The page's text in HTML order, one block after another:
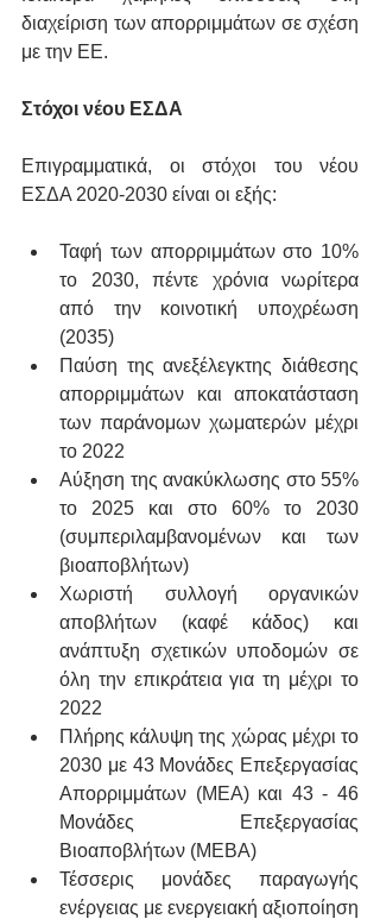
διαχείριση των απορριμμάτων σε σχέση
με την ΕΕ.
Στόχοι νέου ΕΣΔΑ
Επιγραμματικά, οι στόχοι του νέου
ΕΣΔΑ 2020-2030 είναι οι εξής:
Ταφή των απορριμμάτων στο 10%
το 2030, πέντε χρόνια νωρίτερα
από την κοινοτική υποχρέωση
(2035)
Παύση της ανεξέλεγκτης διάθεσης
απορριμμάτων και αποκατάσταση
των παράνομων χωματερών μέχρι
το 2022
Αύξηση της ανακύκλωσης στο 55%
το 2025 και στο 60% το 2030
(συμπεριλαμβανομένων και των
βιοαποβλήτων)
Χωριστή συλλογή οργανικών
αποβλήτων (καφέ κάδος) και
ανάπτυξη σχετικών υποδομών σε
όλη την επικράτεια για τη μέχρι το
2022
Πλήρης κάλυψη της χώρας μέχρι το
2030 με 43 Μονάδες Επεξεργασίας
Απορριμμάτων (ΜΕΑ) και 43 - 46
Μονάδες Επεξεργασίας
Βιοαποβλήτων (ΜΕΒΑ)
Τέσσερις μονάδες παραγωγής
ενέργειας με ενεργειακή αξιοποίηση